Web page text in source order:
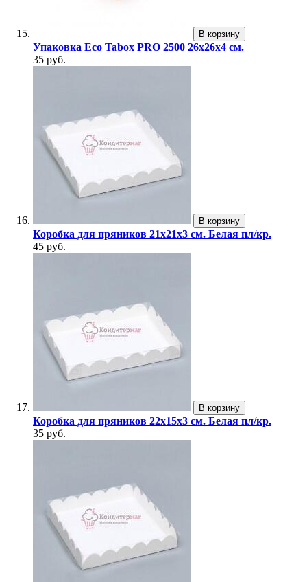
В корзину
Упаковка Eco Tabox PRO 2500 26х26х4 см.
35 руб.
В корзину
Коробка для пряников 21х21х3 см. Белая пл/кр.
45 руб.
В корзину
Коробка для пряников 22х15х3 см. Белая пл/кр.
35 руб.